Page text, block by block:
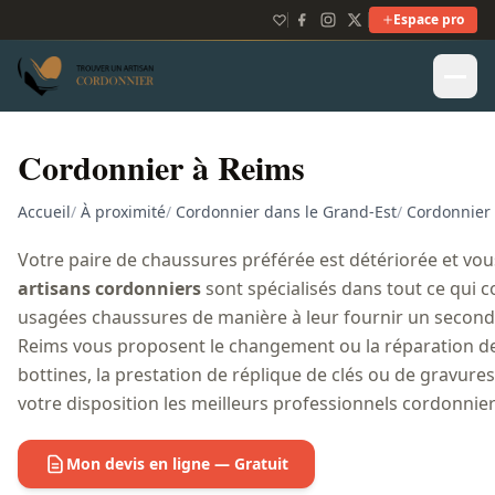
Espace pro
Cordonnier à Reims
Accueil/ À proximité/ Cordonnier dans le Grand-Est/
Votre paire de chaussures préférée est détériorée et
artisans cordonnierssont spécialisés dans tout ce qui
usagées chaussures de manière à leur fournir un
Reims vous proposent le changement ou la réparation
bottines, la prestation de réplique de clés ou de
votre disposition les meilleurs professionnels
Mon devis en ligne — Gratuit